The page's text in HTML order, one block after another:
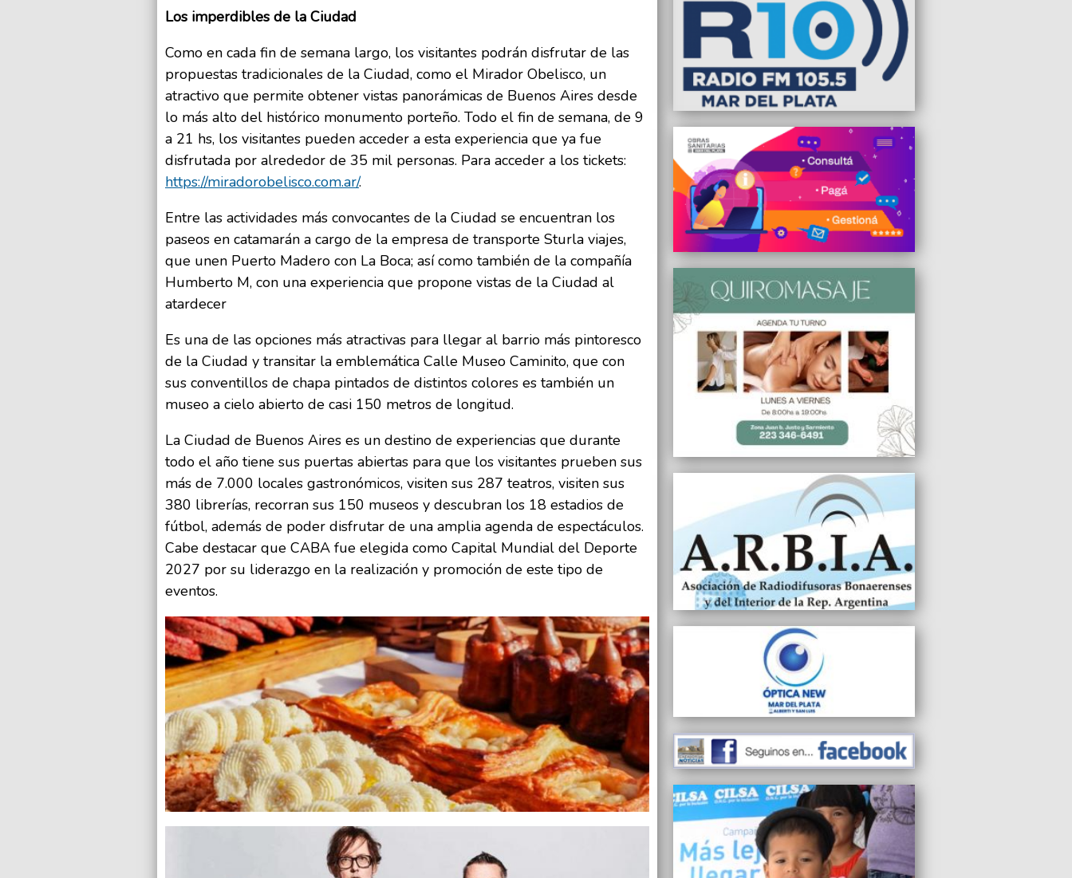
Los imperdibles de la Ciudad
Como en cada fin de semana largo, los visitantes podrán disfrutar de las
propuestas tradicionales de la Ciudad, como el Mirador Obelisco, un
atractivo que permite obtener vistas panorámicas de Buenos Aires desde
lo más alto del histórico monumento porteño. Todo el fin de semana, de 9
a 21 hs, los visitantes pueden acceder a esta experiencia que ya fue
disfrutada por alrededor de 35 mil personas. Para acceder a los tickets:
https://miradorobelisco.com.ar/.
Entre las actividades más convocantes de la Ciudad se encuentran los
paseos en catamarán a cargo de la empresa de transporte Sturla viajes,
que unen Puerto Madero con La Boca; así como también de la compañía
Humberto M, con una experiencia que propone vistas de la Ciudad al
atardecer
Es una de las opciones más atractivas para llegar al barrio más pintoresco
de la Ciudad y transitar la emblemática Calle Museo Caminito, que con
sus conventillos de chapa pintados de distintos colores es también un
museo a cielo abierto de casi 150 metros de longitud.
La Ciudad de Buenos Aires es un destino de experiencias que durante
todo el año tiene sus puertas abiertas para que los visitantes prueben sus
más de 7.000 locales gastronómicos, visiten sus 287 teatros, visiten sus
380 librerías, recorran sus 150 museos y descubran los 18 estadios de
fútbol, además de poder disfrutar de una amplia agenda de espectáculos.
Cabe destacar que CABA fue elegida como Capital Mundial del Deporte
2027 por su liderazgo en la realización y promoción de este tipo de
eventos.